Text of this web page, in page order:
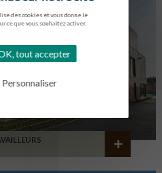
des cookies et vous donne le
ce que vous souhaitez activer.
tout accepter
Personnaliser